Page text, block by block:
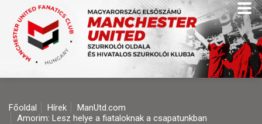
Főoldal Hírek
ManUtd.com
Amorim: Lesz helye a fiataloknak a csapatunkban